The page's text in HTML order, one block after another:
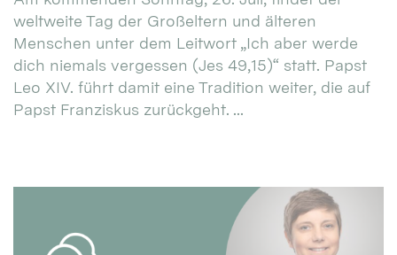
weltweite Tag der Großeltern und älteren
Menschen unter dem Leitwort „Ich aber werde
dich niemals vergessen (Jes 49,15)“ statt. Papst
Leo XIV. führt damit eine Tradition weiter, die auf
Papst Franziskus zurückgeht. ...